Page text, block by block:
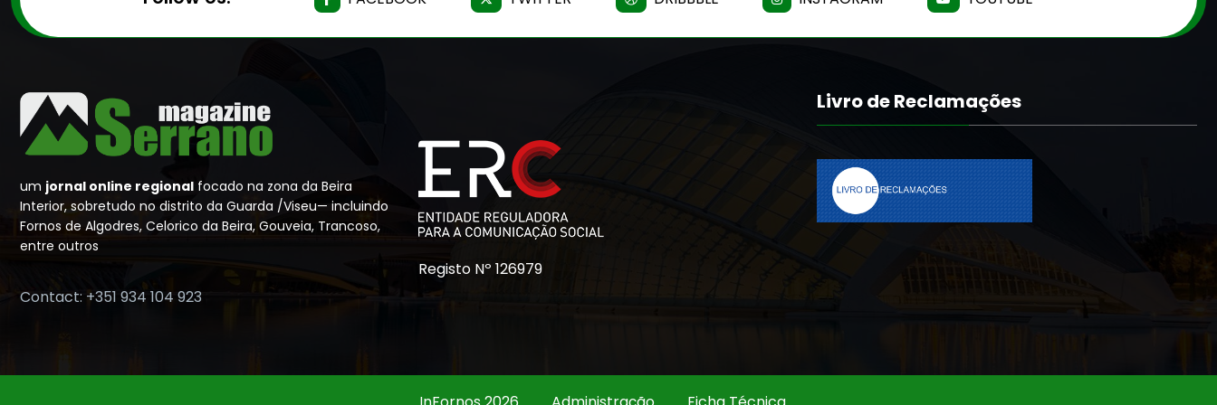
um jornal online regional focado na zona da Beira
Interior, sobretudo no distrito da Guarda /Viseu— incluindo
Fornos de Algodres, Celorico da Beira, Gouveia, Trancoso,
entre outros
Contact: +351 934 104 923
Registo Nº 126979
Livro de Reclamações